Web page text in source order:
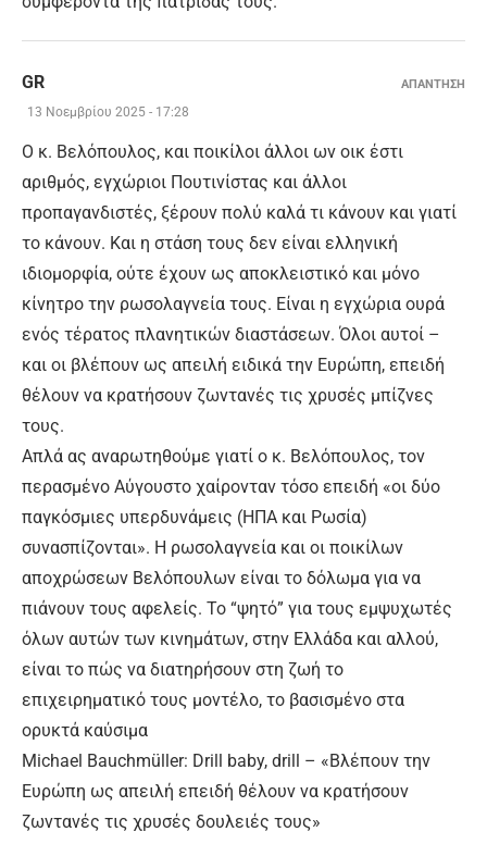
GR
13 Νοεμβρίου 2025 - 17:28
O κ. Βελόπουλος, και ποικίλοι άλλοι ων οικ έστι
αριθμός, εγχώριοι Πουτινίστας και άλλοι
προπαγανδιστές, ξέρουν πολύ καλά τι κάνουν και γιατί
το κάνουν. Και η στάση τους δεν είναι ελληνική
ιδιομορφία, ούτε έχουν ως αποκλειστικό και μόνο
κίνητρο την ρωσολαγνεία τους. Είναι η εγχώρια ουρά
ενός τέρατος πλανητικών διαστάσεων. Όλοι αυτοί –
και οι βλέπουν ως απειλή ειδικά την Ευρώπη, επειδή
θέλουν να κρατήσουν ζωντανές τις χρυσές μπίζνες
τους.
Απλά ας αναρωτηθούμε γιατί ο κ. Βελόπουλος, τον
περασμένο Αύγουστο χαίρονταν τόσο επειδή «οι δύο
παγκόσμιες υπερδυνάμεις (ΗΠΑ και Ρωσία)
συνασπίζονται». H ρωσολαγνεία και οι ποικίλων
αποχρώσεων Βελόπουλων είναι το δόλωμα για να
πιάνουν τους αφελείς. Το “ψητό” για τους εμψυχωτές
όλων αυτών των κινημάτων, στην Ελλάδα και αλλού,
είναι το πώς να διατηρήσουν στη ζωή το
επιχειρηματικό τους μοντέλο, το βασισμένο στα
ορυκτά καύσιμα
Michael Bauchmüller: Drill baby, drill – «Βλέπουν την
Ευρώπη ως απειλή επειδή θέλουν να κρατήσουν
ζωντανές τις χρυσές δουλειές τους»
ΑΠΑΝΤΗΣΗ